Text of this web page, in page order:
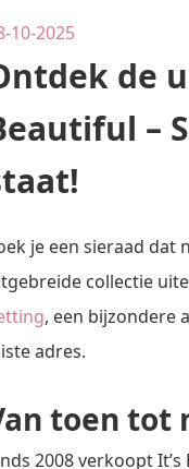
10-2025
de
–
je een sieraad dat
collectie
, een bijzondere
adres.
toen tot
2008 verkoopt